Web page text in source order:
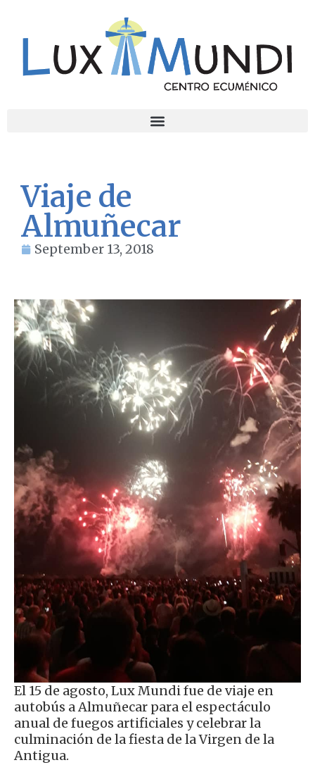
Viaje de
Almuñecar
September 13, 2018
El 15 de agosto, Lux Mundi fue de viaje en
autobús a Almuñecar para el espectáculo
anual de fuegos artificiales y celebrar la
culminación de la fiesta de la Virgen de la
Antigua.